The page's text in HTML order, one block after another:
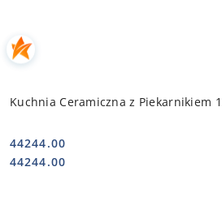
Kuchnia Ceramiczna z Piekarnikiem
Cena:
44244.00
Cena:
44244.00